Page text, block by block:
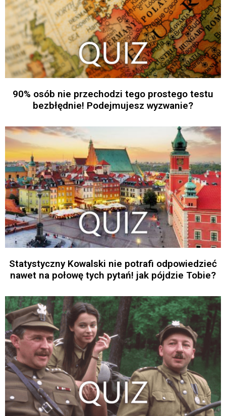
90% osób nie przechodzi tego prostego testu
bezbłędnie! Podejmujesz wyzwanie?
Statystyczny Kowalski nie potrafi odpowiedzieć
nawet na połowę tych pytań! jak pójdzie Tobie?